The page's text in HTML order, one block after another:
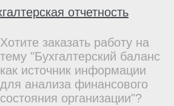
отчетность
Хотите заказать работу на
тему "Бухгалтерский баланс
как источник информации
для анализа финансового
состояния организации"?